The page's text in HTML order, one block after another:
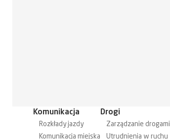
Komunikacja
Rozkłady jazdy
Komunikacja miejska
Drogi
Zarządzanie drogami
Utrudnienia w ruchu